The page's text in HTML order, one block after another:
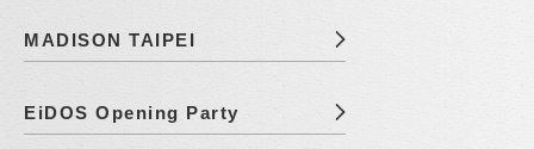
MADISON TAIPEI
EiDOS Opening Party